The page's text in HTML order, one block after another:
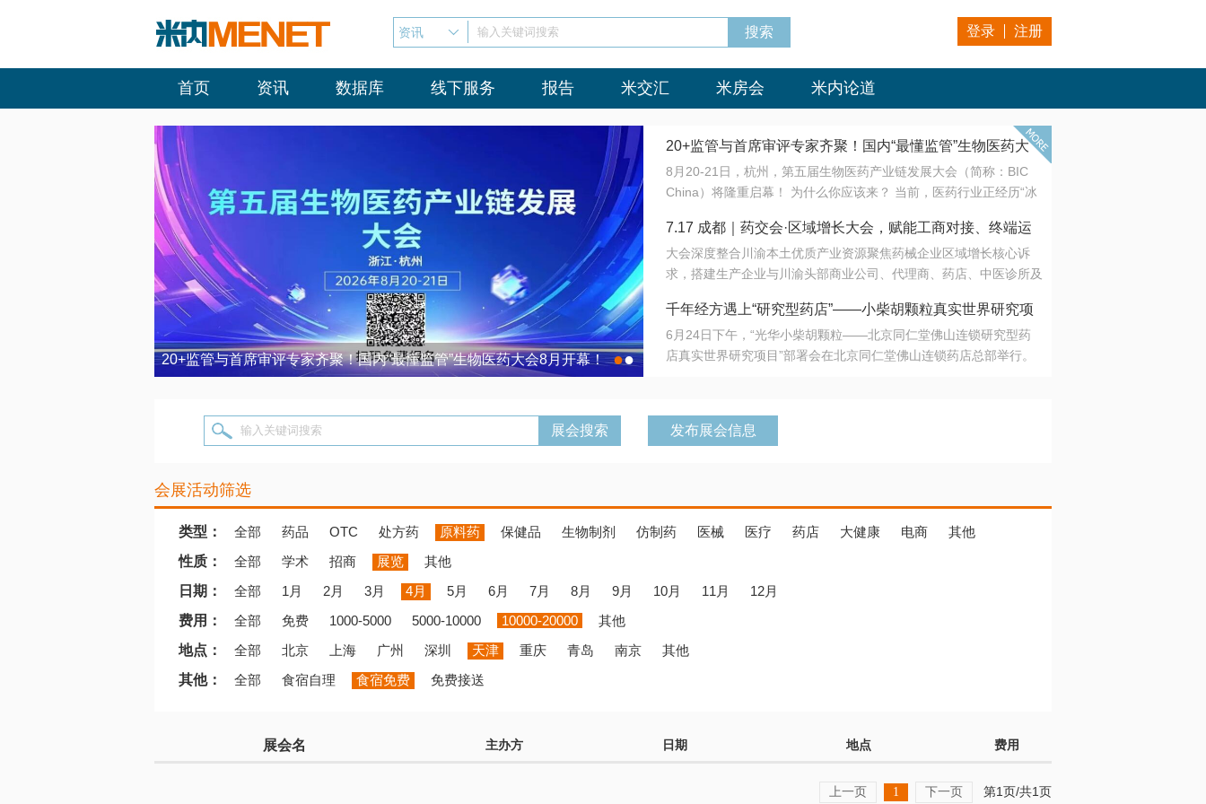
资讯 输入关键词搜索 登录 注册
首页 资讯 数据库 线下服务 报告 米交汇 米房会 米内论道
20+监管与首席审评专家齐聚！国内“最懂监管”生物医药大会8月开幕！ 7.17 成都｜药交会·区域增长大会，赋能工商对接、终端运营
●●
20+监管与首席审评专家齐聚！国内“最懂监管”生物医药大
会8月开幕！
8月20-21日，杭州，第五届生物医药产业链发展大会（简称：BIC
China）将隆重启幕！ 为什么你应该来？ 当前，医药行业正经历“冰
法正重新定义研发效率；另一端是创新药“最后一公里”的支付与入院
难题，呼唤更成熟的产业生态。 同质化“内卷”已无出路，全产业链协
同与出海能力建设才是破局关键。 本届大会以 “重构生态，定义未
算力突围；从中药创新、复杂药物制剂、CGT、多肽与小核酸的技
术攻坚，到CDMO的柔性智造。 我们致力于打破壁垒，让“实验
室”与“生产线”、“研发端”与“支付端”深度对话，更让监管、产业、资
7.17 成都｜药交会·区域增长大会，赋能工商对接、终端运
营
大会深度整合川渝本土优质产业资源聚焦药械企业区域增长核心诉
求，搭建生产企业与川渝头部商业公司、代理商、药店、中医诊所及
域增量份额夯实西南市场战略布局
千年经方遇上“研究型药店”——小柴胡颗粒真实世界研究项
目在北京同仁堂佛山连锁启动
6月24日下午，“光华小柴胡颗粒——北京同仁堂佛山连锁研究型药
店真实世界研究项目”部署会在北京同仁堂佛山连锁药店总部举行。
输入关键词搜索 发布展会信息
会展活动筛选
类型： 全部 药品 OTC 处方药 原料药 保健品 生物制剂 仿制药 医械 医疗 药店 大健康 电商
其他
性质：
全部 学术 招商 展览
其他
日期：
全部 1月 2月 3月 4月 5月 6月 7月 8月 9月 10月 11月
12月
费用：
全部 免费 1000-5000 5000-10000 10000-20000
其他
地点：
全部 北京 上海 广州 深圳 天津 重庆 青岛 南京
其他
其他：
全部 食宿自理 食宿免费 免费接送
展会名 主办方 日期 地点 费用
上一页 1 下一页 第1页/共1页